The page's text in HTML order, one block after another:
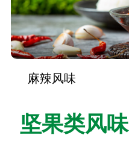
麻辣风味
坚果类风味